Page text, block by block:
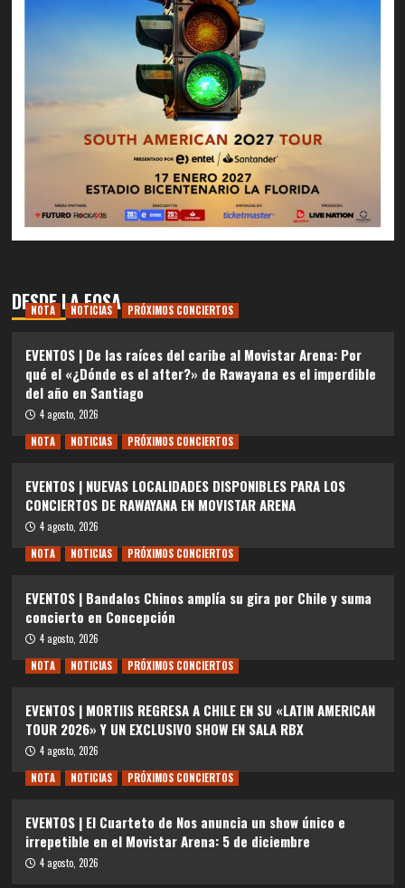
DESDE LA FOSA
NOTA NOTICIAS PRÓXIMOS CONCIERTOS
EVENTOS | De las raíces del caribe al Movistar Arena: Por
qué el «¿Dónde es el after?» de Rawayana es el imperdible
del año en Santiago
4 agosto, 2026
NOTA
NOTICIAS PRÓXIMOS CONCIERTOS
EVENTOS | NUEVAS LOCALIDADES DISPONIBLES PARA LOS
CONCIERTOS DE RAWAYANA EN MOVISTAR ARENA
4 agosto, 2026
NOTA
NOTICIAS PRÓXIMOS CONCIERTOS
EVENTOS | Bandalos Chinos amplía su gira por Chile y suma
concierto en Concepción
4 agosto, 2026
NOTA
NOTICIAS PRÓXIMOS CONCIERTOS
EVENTOS | MORTIIS REGRESA A CHILE EN SU «LATIN AMERICAN
TOUR 2026» Y UN EXCLUSIVO SHOW EN SALA RBX
4 agosto, 2026
NOTA
NOTICIAS PRÓXIMOS CONCIERTOS
EVENTOS | El Cuarteto de Nos anuncia un show único e
irrepetible en el Movistar Arena: 5 de diciembre
4 agosto, 2026